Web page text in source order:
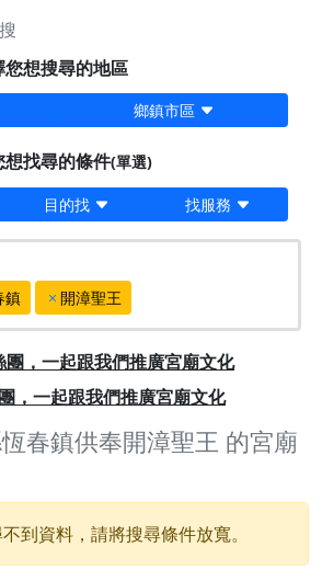
想搜尋的地區
鄉鎮市區
找尋的條件(單選)
目的找 找服務
鎮 開漳聖王
，一起跟我們推廣宮廟文化
春鎮供奉開漳聖王 的宮廟
到資料，請將搜尋條件放寬。